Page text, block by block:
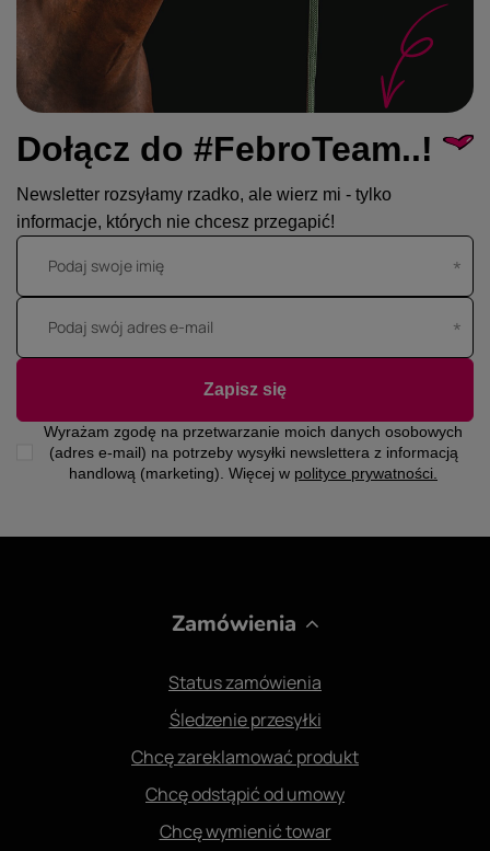
Dołącz do #FebroTeam..!
Newsletter rozsyłamy rzadko, ale wierz mi - tylko
informacje, których nie chcesz przegapić!
Podaj swoje imię
Podaj swój adres e-mail
Wyrażam zgodę na przetwarzanie moich danych osobowych
(adres e-mail) na potrzeby wysyłki newslettera z informacją
handlową (marketing). Więcej w polityce prywatności.
Zapisz się
Zamówienia
Status zamówienia
Śledzenie przesyłki
Chcę zareklamować produkt
Chcę odstąpić od umowy
Chcę wymienić towar